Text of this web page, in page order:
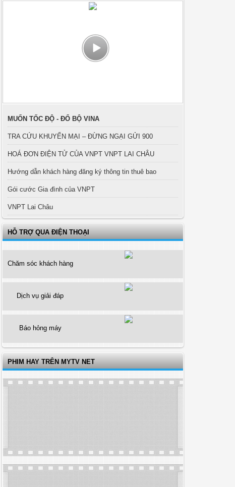
MUỐN TỐC ĐỘ - ĐỔ BỘ VINA
TRA CỨU KHUYẾN MẠI – ĐỪNG NGẠI GỬI 900
HOÁ ĐƠN ĐIỆN TỬ CỦA VNPT VNPT LAI CHÂU
Hướng dẫn khách hàng đăng ký thông tin thuê bao
Gói cước Gia đình của VNPT
VNPT Lai Châu
HỖ TRỢ QUA ĐIỆN THOẠI
Chăm sóc khách hàng
Dịch vụ giải đáp
Báo hỏng máy
PHIM HAY TRÊN MYTV NET